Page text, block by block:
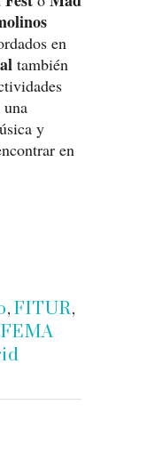
en
también
y
en
, FITUR,